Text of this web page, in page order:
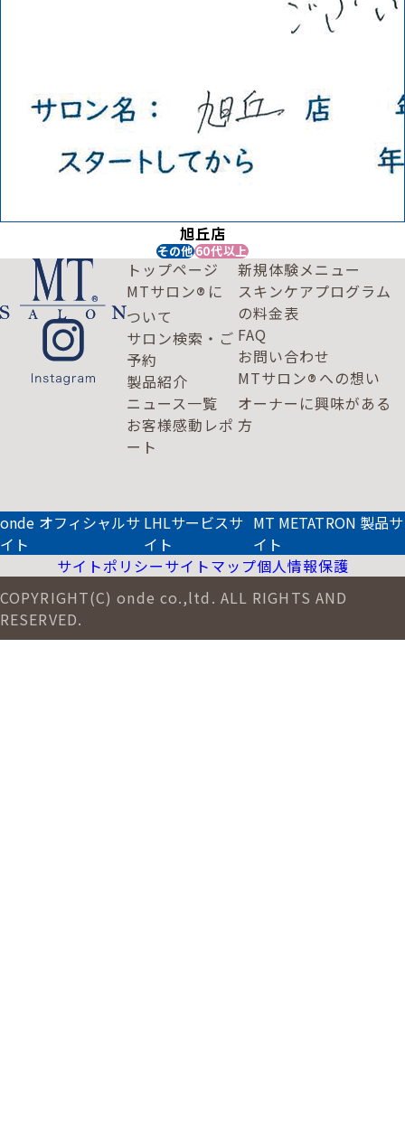
旭丘店
その他60代以上
トップページ
MTサロン® に
ついて
サロン検索・ご
予約
製品紹介
ニュース一覧
お客様感動レポ
ート
新規体験メニュー
スキンケアプログラム
の料金表
FAQ
お問い合わせ
MTサロン® への想い
オーナーに興味がある
方
onde オフィシャルサ
イト
LHLサービスサ
イト
MT METATRON 製品サ
イト
サイトポリシーサイトマップ個人情報保護
COPYRIGHT(C) onde co.,ltd. ALL RIGHTS AND
RESERVED.